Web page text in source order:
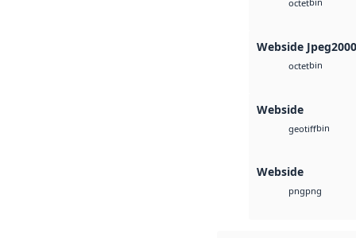
octet
Webside Jpeg2000
octetbin
Webside
geotiffbin
Webside
pngpng